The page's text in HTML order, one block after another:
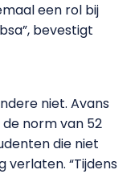
een rol bij
bevestigt
niet. Avans
norm van 52
die niet
verlaten. “Tijdens